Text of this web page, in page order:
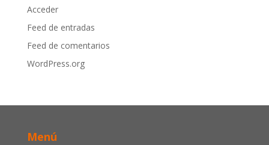
Acceder
Feed de entradas
Feed de comentarios
WordPress.org
Menú